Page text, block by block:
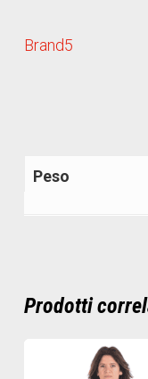
Brand5
Peso
Prodotti